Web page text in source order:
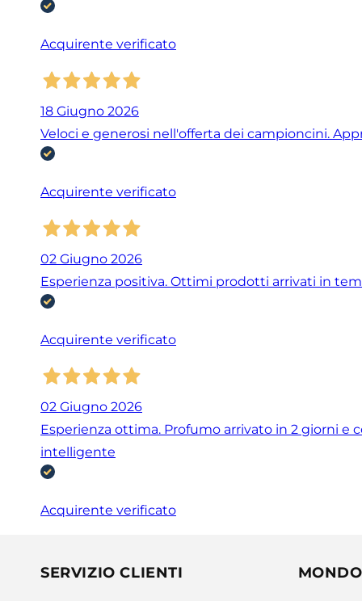
Acquirente verificato
18 Giugno 2026
Veloci e generosi nell'offerta dei campioncini.
Acquirente verificato
02 Giugno 2026
Esperienza positiva. Ottimi prodotti arrivati in
Acquirente verificato
02 Giugno 2026
Esperienza ottima. Profumo arrivato in 2 giorni
intelligente
Acquirente verificato
SERVIZIO CLIENTI